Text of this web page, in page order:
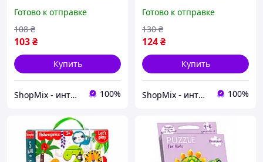
развивающие пазлы для
малышей обучающие иг
DE
Готово к отправке
103₴
108 ₴
Купить
ShopMix - интернет-магазин сумок и аксессуаров 100%
развития логики и
моторики детская игр DE
Готово к отправке
124₴
130 ₴
Купить
ShopMix - интернет-магазин сумок и аксессуаров 100%